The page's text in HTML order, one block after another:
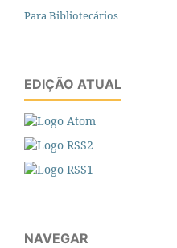
Para Bibliotecários
EDIÇÃO ATUAL
NAVEGAR